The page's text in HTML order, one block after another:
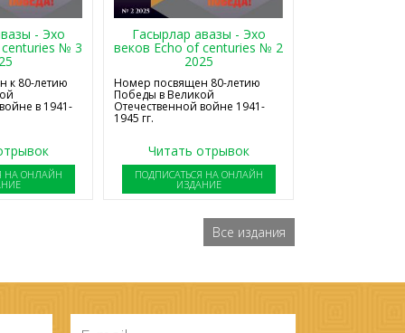
- Эхо
№ 3
к 80-летию
в 1941-
НА ОНЛАЙН
Гасырлар авазы - Эхо
веков Echo of centuries № 2
2025
Номер посвящен 80-летию
Победы в Великой
Отечественной войне 1941-
1945 гг.
Читать отрывок
ПОДПИСАТЬСЯ НА ОНЛАЙН
ИЗДАНИЕ
Все издания